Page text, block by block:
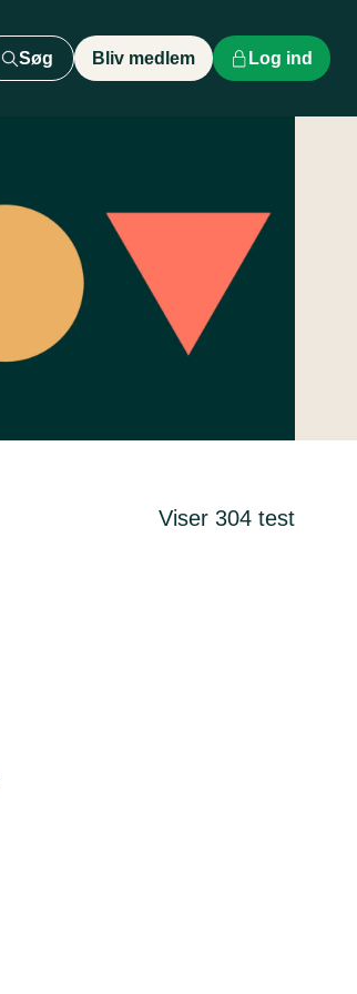
Søg Bliv medlem Log ind
Viser 304 test